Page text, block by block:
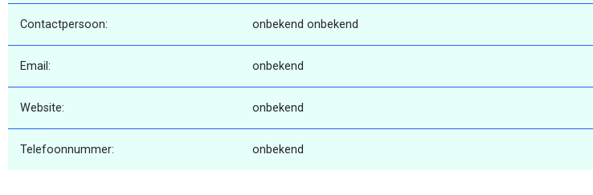
Contactpersoon: onbekend onbekend
Email: onbekend
Website: onbekend
Telefoonnummer: onbekend